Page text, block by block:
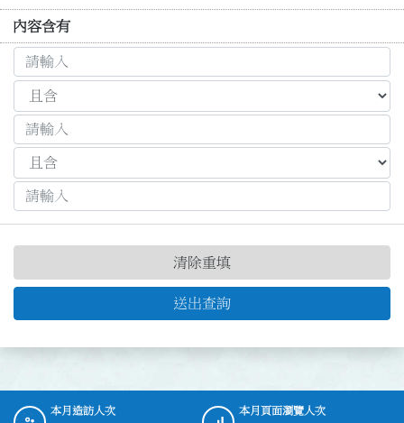
內容含有
送出查詢
清除重填
::: 本月造訪人次 本月頁面瀏覽人次